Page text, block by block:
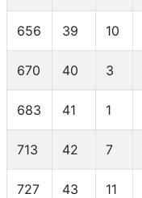
656 39 10
670 40 3
683 41 1
713 42 7
727 43 11